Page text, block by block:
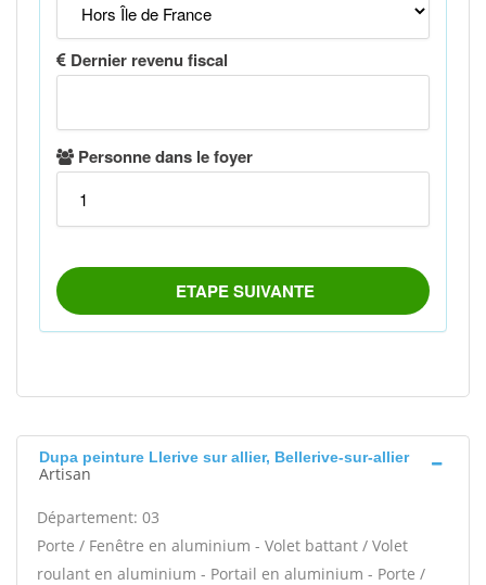
Dupa peinture Llerive sur allier, Bellerive-sur-allier
Artisan
Département: 03
Porte / Fenêtre en aluminium - Volet battant / Volet
roulant en aluminium - Portail en aluminium - Porte /